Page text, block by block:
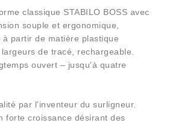
classique STABILO BOSS avec
souple et ergonomique,
à partir de matière plastique
de tracé, rechargeable.
ouvert – jusqu'à quatre
par l'inventeur du surligneur.
forte croissance désirant des